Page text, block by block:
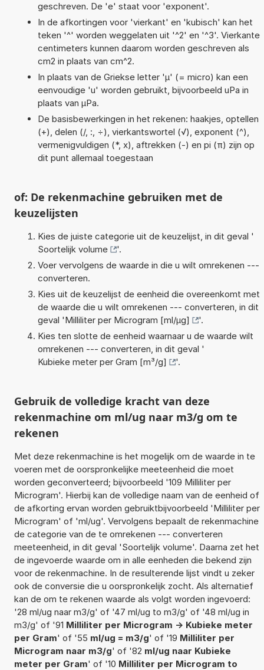
geschreven. De 'e' staat voor 'exponent'.
In de afkortingen voor 'vierkant' en 'kubisch' kan het
teken '^' worden weggelaten uit '^2' en '^3'. Vierkante
centimeters kunnen daarom worden geschreven als
cm2 in plaats van cm^2.
In plaats van de Griekse letter 'µ' (= micro) kan een
eenvoudige 'u' worden gebruikt, bijvoorbeeld uPa in
plaats van µPa.
De basisbewerkingen in het rekenen: haakjes, optellen
(+), delen (/, :, ÷), vierkantswortel (√), exponent (^),
vermenigvuldigen (*, x), aftrekken (-) en pi (π) zijn op
dit punt allemaal toegestaan
of: De rekenmachine gebruiken met de
keuzelijsten
Kies de juiste categorie uit de keuzelijst, in dit geval '
Soortelijk volume
'.
Voer vervolgens de waarde in die u wilt omrekenen ---
converteren.
Kies uit de keuzelijst de eenheid die overeenkomt met
de waarde die u wilt omrekenen --- converteren, in dit
geval 'Milliliter per Microgram [ml/µg]
'.
Kies ten slotte de eenheid waarnaar u de waarde wilt
omrekenen --- converteren, in dit geval '
Kubieke meter per Gram [m³/g]
'.
Gebruik de volledige kracht van deze
rekenmachine om ml/ug naar m3/g om te
rekenen
Met deze rekenmachine is het mogelijk om de waarde in te
voeren met de oorspronkelijke meeteenheid die moet
worden geconverteerd; bijvoorbeeld '109 Milliliter per
Microgram'. Hierbij kan de volledige naam van de eenheid of
de afkorting ervan worden gebruiktbijvoorbeeld 'Milliliter per
Microgram' of 'ml/ug'. Vervolgens bepaalt de rekenmachine
de categorie van de te omrekenen --- converteren
meeteenheid, in dit geval 'Soortelijk volume'. Daarna zet het
de ingevoerde waarde om in alle eenheden die bekend zijn
voor de rekenmachine. In de resulterende lijst vindt u zeker
ook de conversie die u oorspronkelijk zocht. Als alternatief
kan de om te rekenen waarde als volgt worden ingevoerd:
'28 ml/ug naar m3/g' of '47 ml/ug to m3/g' of '48 ml/ug in
m3/g' of '91 Milliliter per Microgram -> Kubieke meter
per Gram' of '55 ml/ug = m3/g' of '19 Milliliter per
Microgram naar m3/g' of '82 ml/ug naar Kubieke
meter per Gram' of '10 Milliliter per Microgram to